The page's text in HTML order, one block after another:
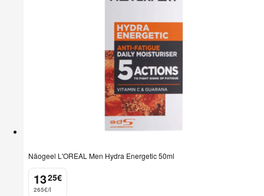
Näogeel L'OREAL Men Hydra Energetic 50ml
13
. 25€
265€/l